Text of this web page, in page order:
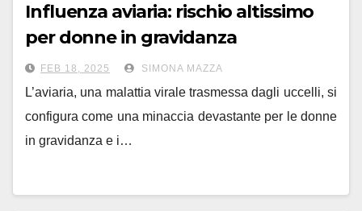
Influenza aviaria: rischio altissimo
per donne in gravidanza
FEB 18, 2025 SIMONA MAZZA
L’aviaria, una malattia virale trasmessa dagli uccelli, si
configura come una minaccia devastante per le donne
in gravidanza e i…